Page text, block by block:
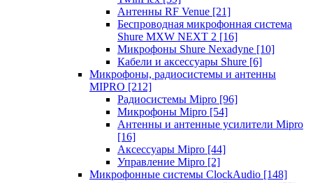
Антенны RF Venue [21]
Беспроводная микрофонная система
Shure MXW NEXT 2 [16]
Микрофоны Shure Nexadyne [10]
Кабели и аксессуары Shure [6]
Микрофоны, радиосистемы и антенны
MIPRO [212]
Радиосистемы Mipro [96]
Микрофоны Mipro [54]
Антенны и антенные усилители Mipro
[16]
Аксессуары Mipro [44]
Управление Mipro [2]
Микрофонные системы ClockAudio [148]